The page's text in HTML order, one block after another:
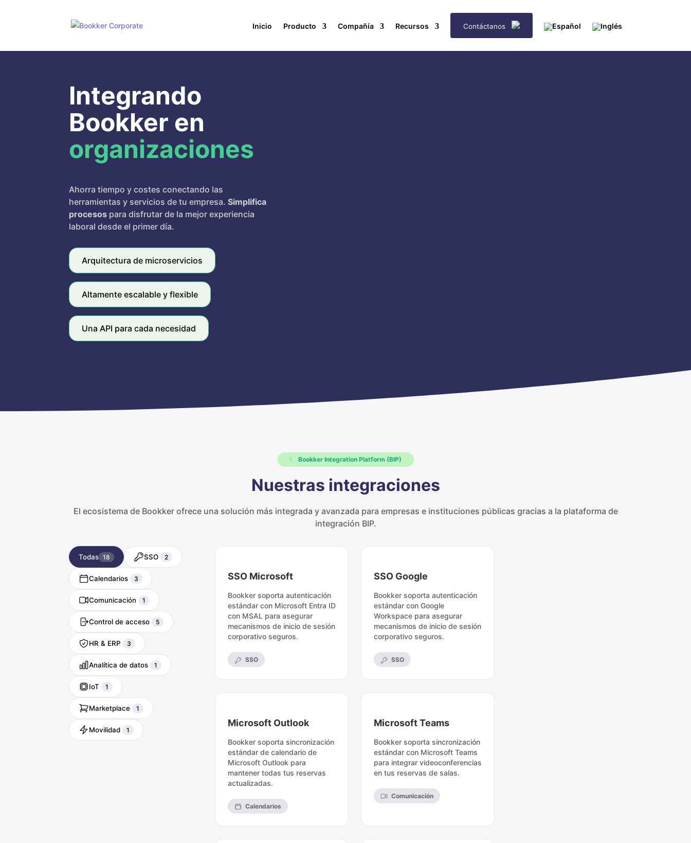
Inicio Producto Compañía Recursos Contáctanos
Integrando
Bookker en
organizaciones
Ahorra tiempo y costes conectando las
herramientas y servicios de tu empresa.Simplifica
procesos para disfrutar de la mejor experiencia
laboral desde el primer día.
Arquitectura de microservicios
Altamente escalable y flexible
Una API para cada necesidad
Bookker Integration Platform (BIP)
Nuestras integraciones
El ecosistema de Bookker ofrece una solución más integrada y avanzada para empresas e instituciones públicas gracias a la plataforma de
integración BIP.
Todas 18 SSO 2
Calendarios 3
Comunicación 1
Control de acceso 5
HR & ERP 3
Analítica de datos 1
IoT 1
Marketplace 1
Movilidad 1
SSO Microsoft
Bookker soporta autenticación
estándar con Microsoft Entra ID
con MSAL para asegurar
mecanismos de inicio de sesión
corporativo seguros.
SSO
SSO Google
Bookker soporta autenticación
estándar con Google
Workspace para asegurar
mecanismos de inicio de sesión
corporativo seguros.
SSO
Microsoft Outlook
Bookker soporta sincronización
estándar de calendario de
Microsoft Outlook para
mantener todas tus reservas
actualizadas.
Calendarios
Microsoft Teams
Bookker soporta sincronización
estándar con Microsoft Teams
para integrar videoconferencias
en tus reservas de salas.
Comunicación